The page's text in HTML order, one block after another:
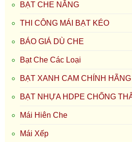
BẠT CHE NẮNG
THI CÔNG MÁI BẠT KÉO
BÁO GIÁ DÙ CHE
Bạt Che Các Loại
BẠT XANH CAM CHÍNH HÃNG
BẠT NHỰA HDPE CHỐNG
Mái Hiên Che
Mái Xếp